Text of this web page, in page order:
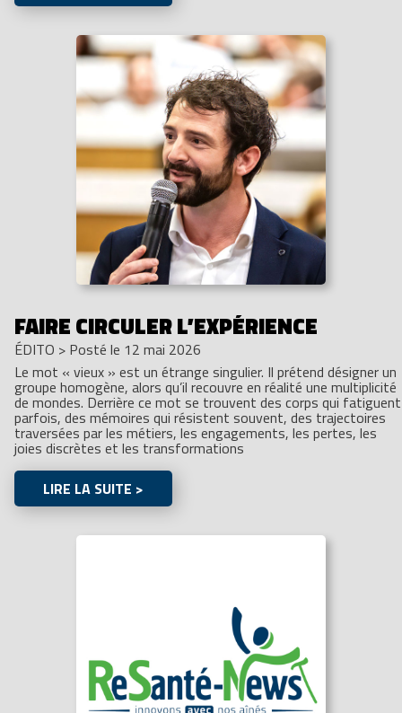
FAIRE CIRCULER L’EXPÉRIENCE
ÉDITO > Posté le 12 mai 2026
Le mot « vieux » est un étrange singulier. Il prétend désigner un
groupe homogène, alors qu’il recouvre en réalité une multiplicité
de mondes. Derrière ce mot se trouvent des corps qui fatiguent
parfois, des mémoires qui résistent souvent, des trajectoires
traversées par les métiers, les engagements, les pertes, les
joies discrètes et les transformations
LIRE LA SUITE >